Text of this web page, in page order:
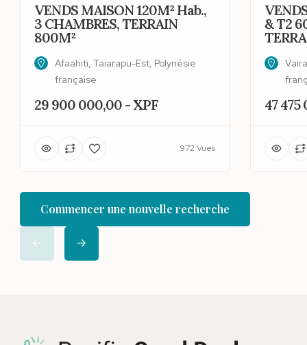
VENDS MAISON 120M² Hab.,
3 CHAMBRES, TERRAIN
800M²
Afaahiti, Taiarapu-Est, Polynésie
française
29 900 000,00 - XPF
972 Vues
& T2
47
Commencer une nouvelle recherche